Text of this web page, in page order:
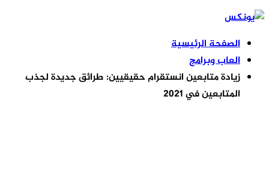
الصفحة الرئيسية
العاب وبرامج
زيادة متابعين انستقرام حقيقيين: طرائق جديدة لجذب
المتابعين في 2021